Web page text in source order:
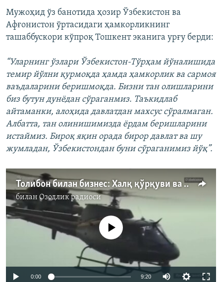
Мужоҳид ўз банотида ҳозир Ўзбекистон ва
Афғонистон ўртасидаги ҳамкорликнинг
ташаббускори кўпроқ Тошкент эканига урғу берди:
“Уларнинг ўзлари Ўзбекистон-Тўрҳам йўналишида
темир йўлни қурмоқда ҳамда ҳамкорлик ва сармоя
ваъдаларини беришмоқда. Бизни тан олишларини
биз бутун дунёдан сўраганмиз. Таъкидлаб
айтаманки, алоҳида давлатдан махсус сўралмаган.
Албатта, тан олинишимизда ёрдам беришларини
истаймиз. Бироқ яқин орада бирор давлат ва шу
жумладан, Ўзбекистондан буни сўраганимиз йўқ”.
Толибон билан бизнес: Халқ қўрқуви ва ҳукумат манфаати
билан Озодлик радиоси
Айни дамда медиа-манба мавжуд эмас
0:00 9:20